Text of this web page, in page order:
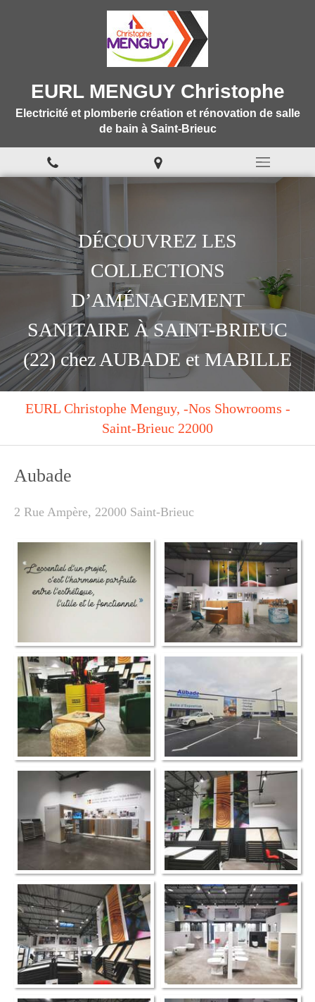
EURL MENGUY Christophe
Electricité et plomberie création et rénovation de salle
de bain à Saint-Brieuc
DÉCOUVREZ LES
COLLECTIONS
D’AMÉNAGEMENT
SANITAIRE À SAINT-BRIEUC
(22) chez AUBADE et MABILLE
EURL Christophe Menguy, -Nos Showrooms -
Saint-Brieuc 22000
Aubade
2 Rue Ampère, 22000 Saint-Brieuc